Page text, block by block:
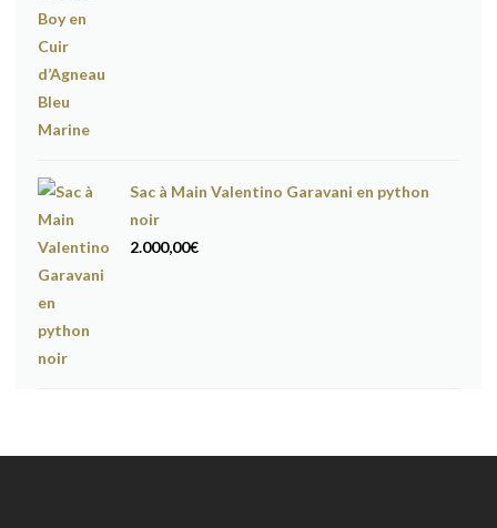
Sac à Main Valentino Garavani en python
noir
2.000,00€